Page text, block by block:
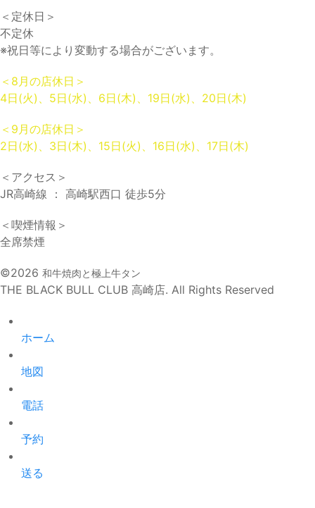
＜定休日＞
不定休
※祝日等により変動する場合がございます。
＜8月の店休日＞
4日(火)、5日(水)、6日(木)、19日(水)、20日(木)
＜9月の店休日＞
2日(水)、3日(木)、15日(火)、16日(水)、17日(木)
＜アクセス＞
JR高崎線 ： 高崎駅西口 徒歩5分
＜喫煙情報＞
全席禁煙
©2026 和牛焼肉と極上牛タン
THE BLACK BULL CLUB 高崎店. All Rights Reserved
ホーム
地図
電話
予約
送る